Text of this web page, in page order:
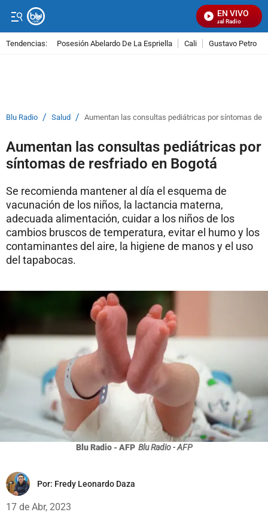
EN VIVO
Señal Visual Radio
Tendencias: Posesión Abelardo De La Espriella Cali Gustavo Petro
Blu Radio / Salud / Aumentan las consultas pediátricas por síntomas de
Aumentan las consultas pediátricas por
síntomas de resfriado en Bogotá
Se recomienda mantener al día el esquema de
vacunación de los niños, la lactancia materna,
adecuada alimentación, cuidar a los niños de los
cambios bruscos de temperatura, evitar el humo y los
contaminantes del aire, la higiene de manos y el uso
del tapabocas.
Blu Radio - AFP Blu Radio - AFP
Por: Fredy Leonardo Daza
17 de Abr, 2023